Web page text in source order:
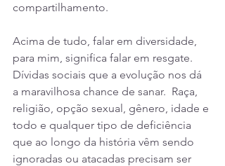
compartilhamento.
Acima de tudo, falar em diversidade,
para mim, significa falar em resgate.
Dívidas sociais que a evolução nos dá
a maravilhosa chance de sanar.  Raça,
religião, opção sexual, gênero, idade e
todo e qualquer tipo de deficiência
que ao longo da história vêm sendo
ignoradas ou atacadas precisam ser